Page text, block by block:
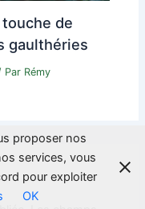
de
gaulthéries
Par Rémy
proposer nos
services, vous
pour exploiter
OK